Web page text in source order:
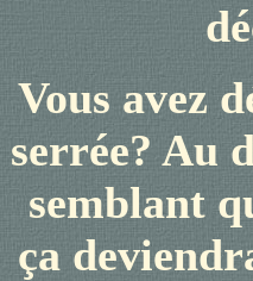
Vous avez
serrée? Au
semblant
ça